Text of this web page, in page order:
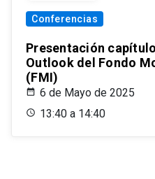
Conferencias
Presentación
Outlook del Fondo
(FMI)
6 de Mayo de 2025
13:40 a 14:40